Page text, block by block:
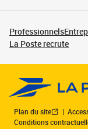
Professionnels
La Poste recrute
Plan du site
Conditions